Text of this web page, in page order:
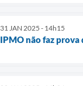
31 JAN 2025 - 14h15
IPMO não faz